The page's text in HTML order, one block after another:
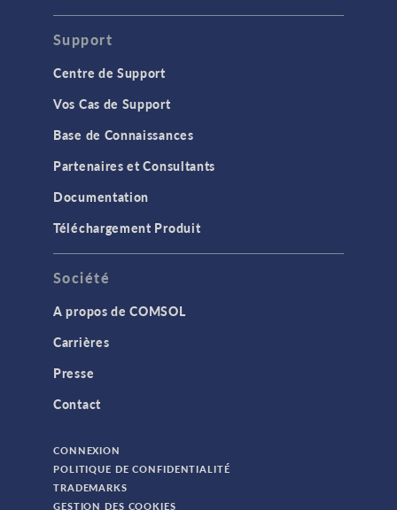
Support
Centre de Support
Vos Cas de Support
Base de Connaissances
Partenaires et Consultants
Documentation
Téléchargement Produit
Société
A propos de COMSOL
Carrières
Presse
Contact
CONNEXION
POLITIQUE DE CONFIDENTIALITÉ
TRADEMARKS
GESTION DES COOKIES